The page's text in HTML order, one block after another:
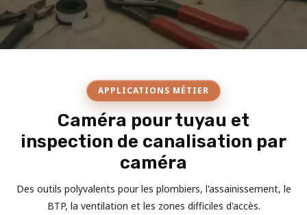
APPLICATIONS MÉTIER
Caméra pour tuyau et
inspection de canalisation par
caméra
Des outils polyvalents pour les plombiers, l'assainissement, le
BTP, la ventilation et les zones difficiles d'accès.